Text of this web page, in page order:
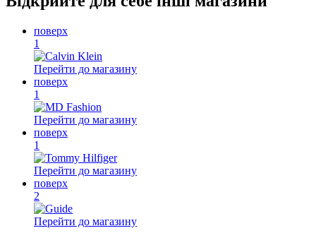
поверх
1
Перейти до магазину
поверх
1
Перейти до магазину
поверх
1
Перейти до магазину
поверх
2
Перейти до магазину